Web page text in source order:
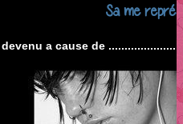
Sa me
a cause de .....................